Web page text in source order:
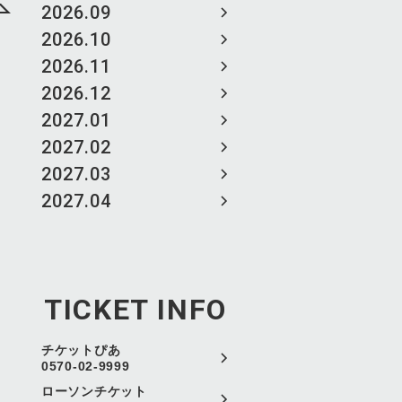
2026.09
2026.10
2026.11
2026.12
2027.01
2027.02
2027.03
2027.04
TICKET INFO
チケットぴあ
0570-02-9999
ローソンチケット